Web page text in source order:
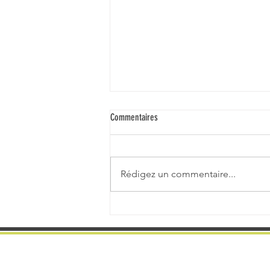
Commentaires
Rédigez un commentaire...